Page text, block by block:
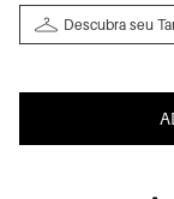
Descubra seu